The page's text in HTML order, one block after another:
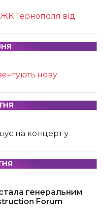
Тернополя від
нову
на концерт у
генеральним
Forum